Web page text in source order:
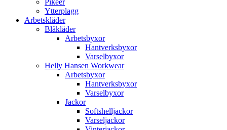
Pikéer
Ytterplagg
Arbetskläder
Blåkläder
Arbetsbyxor
Hantverksbyxor
Varselbyxor
Helly Hansen Workwear
Arbetsbyxor
Hantverksbyxor
Varselbyxor
Jackor
Softshelljackor
Varseljackor